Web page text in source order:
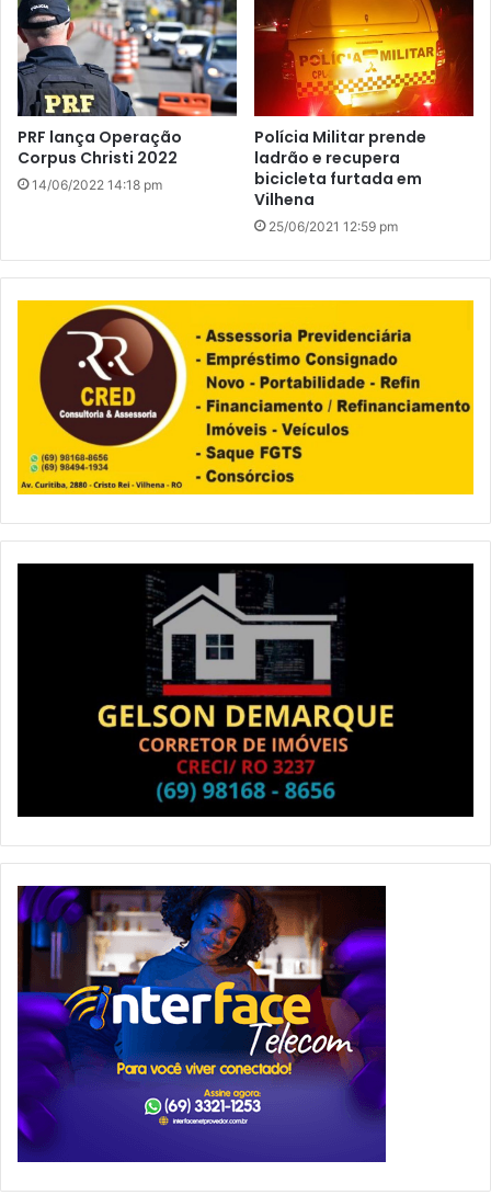
PRF lança Operação
Corpus Christi 2022
14/06/2022 14:18 pm
Polícia Militar prende
ladrão e recupera
bicicleta furtada em
Vilhena
25/06/2021 12:59 pm